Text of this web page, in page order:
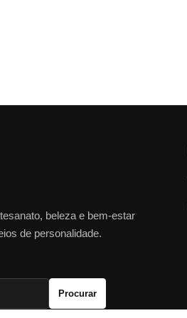
beleza e bem-estar
de personalidade.
Procurar